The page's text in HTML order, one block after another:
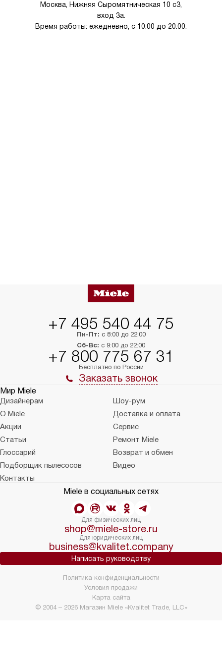
Москва, Нижняя Сыромятническая 10 с3,
вход 3а.
Время работы: ежедневно, с 10.00 до 20.00.
+7 495 540 44 75
Пн-Пт: с 8:00 до 22:00
Сб-Вс: с 9:00 до 22:00
+7 800 775 67 31
Бесплатно по России
Заказать звонок
Мир Miele
Дизайнерам
Шоу-рум
О Miele
Доставка и оплата
Акции
Сервис
Статьи
Ремонт Miele
Глоссарий
Возврат и обмен
Подборщик пылесосов
Видео
Контакты
Miele в социальных сетях
Для физических лиц
shop@miele-store.ru
Для юридических лиц
business@kvalitet.company
Написать руководству
© 2004 – 2026 Магазин Miele «Kvalitet Trade, LLC»
Политика конфиденциальности
Условия продажи
Карта сайта